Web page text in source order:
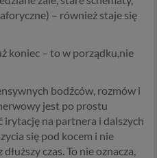
– również staje się
koniec – to w porządku,nie
bodźców, rozmów i
jest po prostu
irytację na partnera i dalszych
się pod kocem i nie
czas. To nie oznacza,